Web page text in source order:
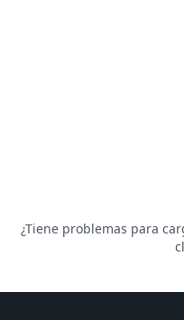
¿Tiene problemas para